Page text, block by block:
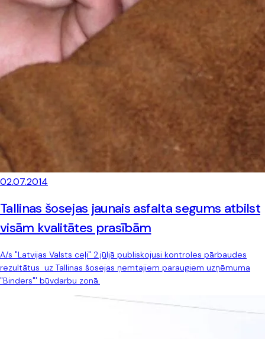
02.07.2014
Tallinas šosejas jaunais asfalta segums atbilst
visām kvalitātes prasībām
A/s "Latvijas Valsts ceļi" 2.jūljā publiskojusi kontroles pārbaudes
rezultātus uz Tallinas šosejas ņemtajiem paraugiem uzņēmuma
"Binders"' būvdarbu zonā.